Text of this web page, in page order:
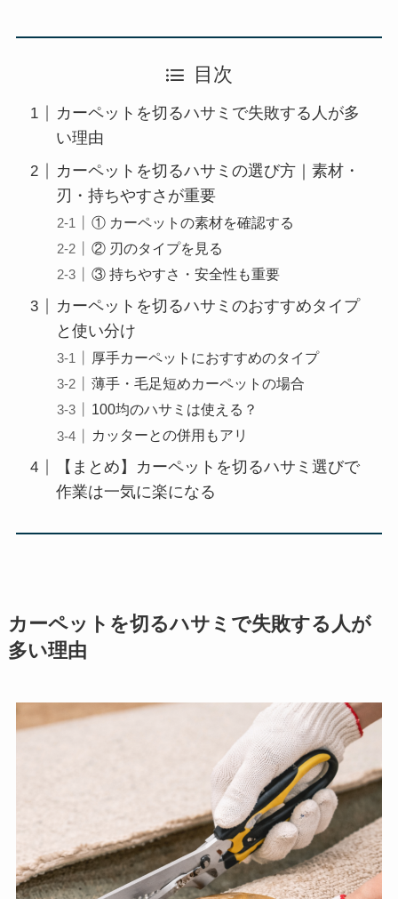
目次
カーペットを切るハサミで失敗する人が多
い理由
カーペットを切るハサミの選び方｜素材・
刃・持ちやすさが重要
① カーペットの素材を確認する
② 刃のタイプを見る
③ 持ちやすさ・安全性も重要
カーペットを切るハサミのおすすめタイプ
と使い分け
厚手カーペットにおすすめのタイプ
薄手・毛足短めカーペットの場合
100均のハサミは使える？
カッターとの併用もアリ
【まとめ】カーペットを切るハサミ選びで
作業は一気に楽になる
カーペットを切るハサミで失敗する人が
多い理由